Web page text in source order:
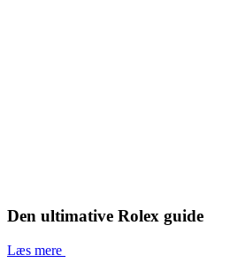
Den ultimative Rolex guide
Læs mere